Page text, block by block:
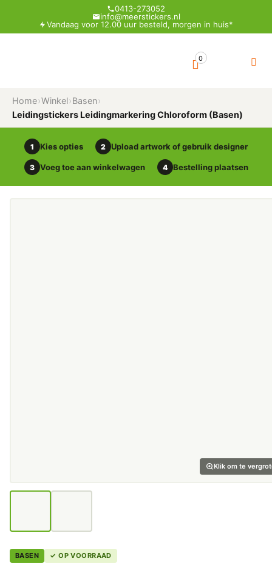
0413-273052
info@meerstickers.nl
Vandaag voor 12.00 uur besteld, morgen in huis*
0
Home›Winkel›Basen›
Leidingstickers Leidingmarkering Chloroform (Basen)
1 Kies opties 2 Upload artwork of gebruik designer
3 Voeg toe aan winkelwagen 4 Bestelling plaatsen
Klik om te
BASEN ✓ OP VOORRAAD